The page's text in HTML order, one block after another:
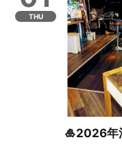
THU
🎍2026年